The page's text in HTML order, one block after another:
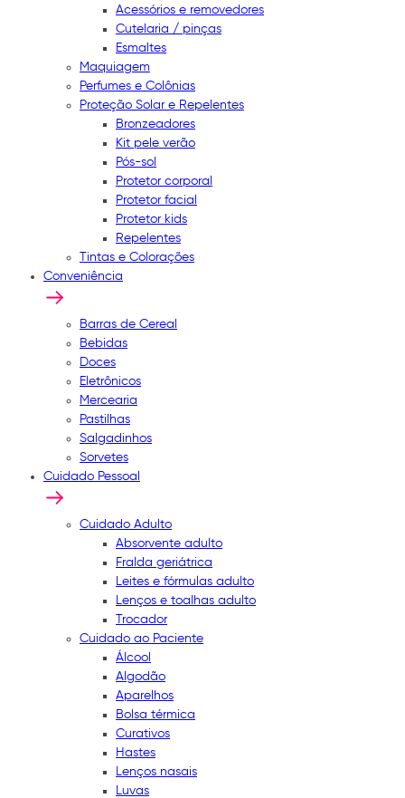
Acessórios e removedores
Cutelaria / pinças
Esmaltes
Maquiagem
Perfumes e Colônias
Proteção Solar e Repelentes
Bronzeadores
Kit pele verão
Pós-sol
Protetor corporal
Protetor facial
Protetor kids
Repelentes
Tintas e Colorações
Conveniência
Barras de Cereal
Bebidas
Doces
Eletrônicos
Mercearia
Pastilhas
Salgadinhos
Sorvetes
Cuidado Pessoal
Cuidado Adulto
Absorvente adulto
Fralda geriátrica
Leites e fórmulas adulto
Lenços e toalhas adulto
Trocador
Cuidado ao Paciente
Álcool
Algodão
Aparelhos
Bolsa térmica
Curativos
Hastes
Lenços nasais
Luvas